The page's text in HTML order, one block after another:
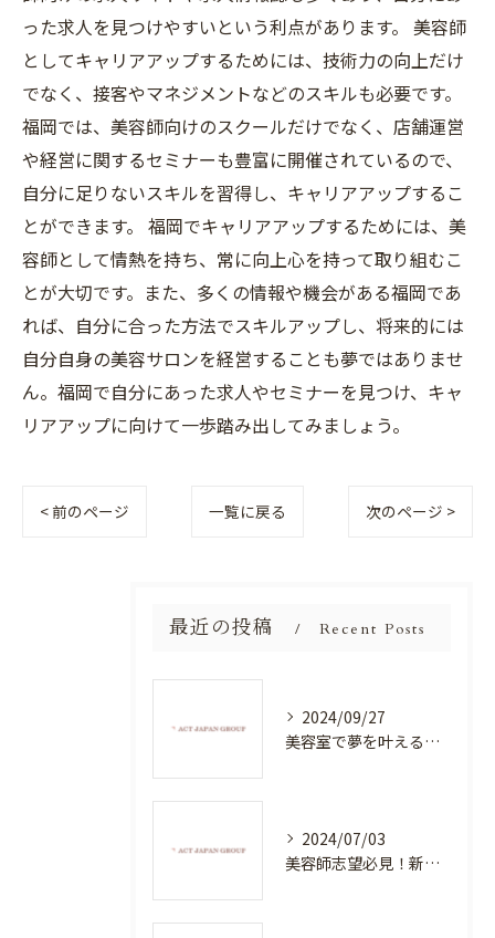
った求人を見つけやすいという利点があります。 美容師
としてキャリアアップするためには、技術力の向上だけ
でなく、接客やマネジメントなどのスキルも必要です。
福岡では、美容師向けのスクールだけでなく、店舗運営
や経営に関するセミナーも豊富に開催されているので、
自分に足りないスキルを習得し、キャリアアップするこ
とができます。 福岡でキャリアアップするためには、美
容師として情熱を持ち、常に向上心を持って取り組むこ
とが大切です。また、多くの情報や機会がある福岡であ
れば、自分に合った方法でスキルアップし、将来的には
自分自身の美容サロンを経営することも夢ではありませ
ん。福岡で自分にあった求人やセミナーを見つけ、キャ
リアアップに向けて一歩踏み出してみましょう。
< 前のページ 一覧に戻る 次のページ >
最近の投稿 Recent Posts
2024/09/27
美容室で夢を叶える！自分を磨く新たなチャンス
2024/07/03
美容師志望必見！新たな価値を創造する美容室でハイレベルな技術を学べる環境